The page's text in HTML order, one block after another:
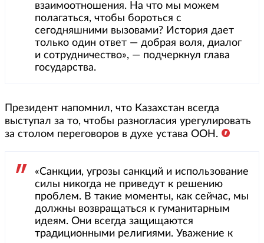
взаимоотношения. На что мы можем
полагаться, чтобы бороться с
сегодняшними вызовами? История дает
только один ответ — добрая воля, диалог
и сотрудничество», — подчеркнул глава
государства.
Президент напомнил, что Казахстан всегда
выступал за то, чтобы разногласия урегулировать
за столом переговоров в духе устава ООН.
«Санкции, угрозы санкций и использование
силы никогда не приведут к решению
проблем. В такие моменты, как сейчас, мы
должны возвращаться к гуманитарным
идеям. Они всегда защищаются
традиционными религиями. Уважение к